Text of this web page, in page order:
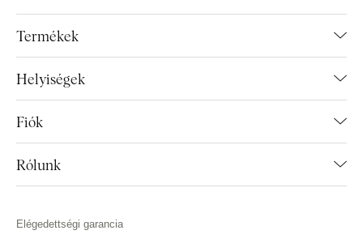
Termékek
Helyiségek
Fiók
Rólunk
Elégedettségi garancia